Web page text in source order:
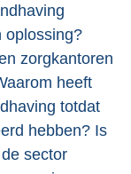
oplossing?
zorgkantoren
heeft
totdat
hebben? Is
sector